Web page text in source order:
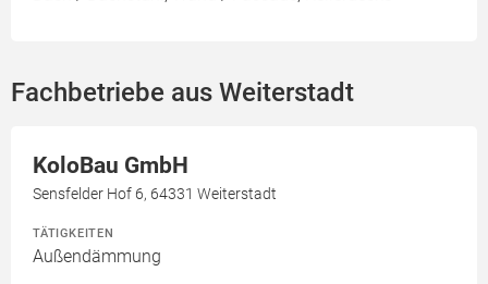
Fachbetriebe aus Weiterstadt
KoloBau GmbH
Sensfelder Hof 6, 64331 Weiterstadt
TÄTIGKEITEN
Außendämmung